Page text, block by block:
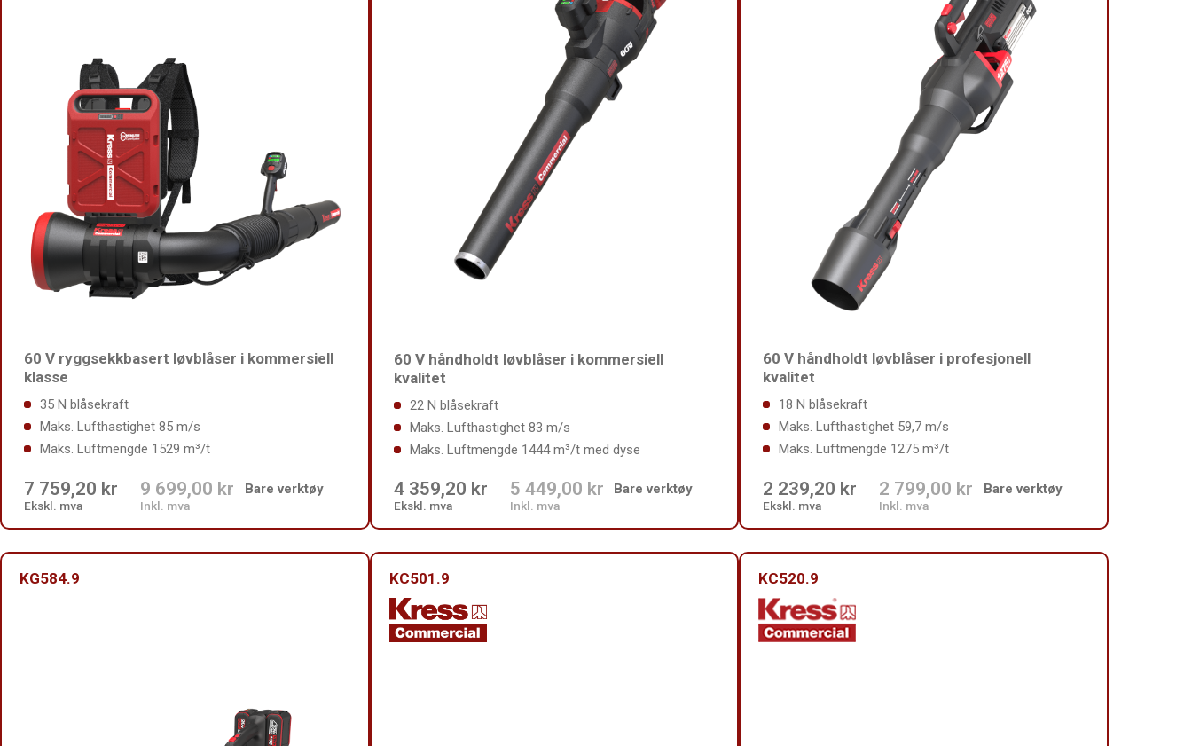
60 V ryggsekkbasert løvblåser i kommersiell
klasse
35 N blåsekraft
Maks. Lufthastighet 85 m/s
Maks. Luftmengde 1529 m³/t
7 759,20 kr
Ekskl. mva
9 699,00 kr
Inkl. mva
Bare verktøy
60 V håndholdt løvblåser i kommersiell
kvalitet
22 N blåsekraft
Maks. Lufthastighet 83 m/s
Maks. Luftmengde 1444 m³/t med dyse
4 359,20 kr
Ekskl. mva
5 449,00 kr
Inkl. mva
Bare verktøy
60 V håndholdt løvblåser i profesjonell
kvalitet
18 N blåsekraft
Maks. Lufthastighet 59,7 m/s
Maks. Luftmengde 1275 m³/t
2 239,20 kr
Ekskl. mva
2 799,00 kr
Inkl. mva
Bare verktøy
KG584.9 KC501.9 KC520.9